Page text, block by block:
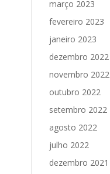
março 2023
fevereiro 2023
janeiro 2023
dezembro 2022
novembro 2022
outubro 2022
setembro 2022
agosto 2022
julho 2022
dezembro 2021